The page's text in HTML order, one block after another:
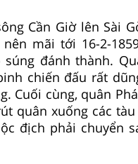
Cần Giờ lên Sài
mãi tới 16-2-
đánh thành.
chiến đấu rất
Cuối cùng, quân
quân xuống các tàu
địch phải chuyển